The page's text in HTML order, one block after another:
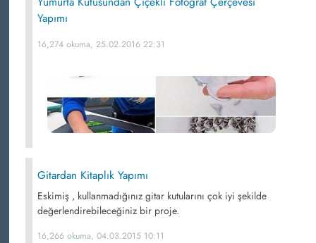
Yapımı
16,274 okuma, 25.02.2016 22:31
Gitardan Kitaplık Yapımı
Eskimiş , kullanmadığınız gitar kutularını çok iyi şekilde
değerlendirebileceğiniz bir proje.
16,266 okuma, 04.03.2015 10:11